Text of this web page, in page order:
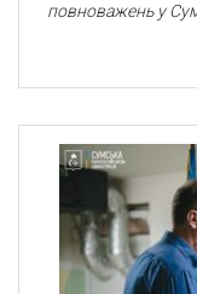
повноважень у